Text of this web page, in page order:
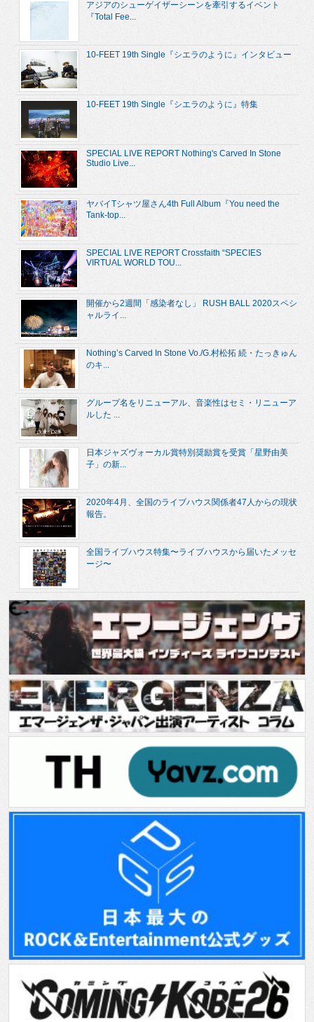
アジアのシューゲイザーシーンを牽引するイベント
『Total Fee...
10-FEET 19th Single『シエラのように』インタビュー
10-FEET 19th Single『シエラのように』特集
SPECIAL LIVE REPORT Nothing's Carved In Stone
Studio Live...
ヤバイTシャツ屋さん4th Full Album『You need the
Tank-top...
SPECIAL LIVE REPORT Crossfaith “SPECIES
VIRTUAL WORLD TOU...
開催から2週間「感染者なし」 RUSH BALL 2020スペシ
ャルライ...
Nothing’s Carved In Stone Vo./G.村松拓 続・たっきゅん
のキ...
グループ名をリニューアル、音楽性はセミ・リニューア
ルした ...
日本ジャズヴォーカル賞特別奨励賞を受賞「星野由美
子」の新...
2020年4月、全国のライブハウス関係者47人からの現状
報告。
全国ライブハウス特集〜ライブハウスから届いたメッセ
ージ〜